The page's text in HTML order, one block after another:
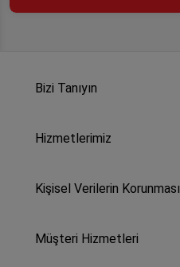
Bizi Tanıyın
Hizmetlerimiz
Kişisel Verilerin Korunması
Müşteri Hizmetleri